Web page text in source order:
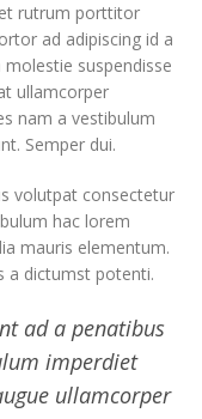
rutrum porttitor
ad adipiscing id a
suspendisse
ullamcorper
nam a vestibulum
Semper dui.
volutpat consectetur
hac lorem
mauris elementum.
a dictumst potenti.
ad a penatibus
imperdiet
ullamcorper